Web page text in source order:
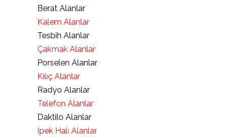
Berat Alanlar
Kalem Alanlar
Tesbih Alanlar
Çakmak Alanlar
Porselen Alanlar
Kılıç Alanlar
Radyo Alanlar
Telefon Alanlar
Daktilo Alanlar
İpek Halı Alanlar